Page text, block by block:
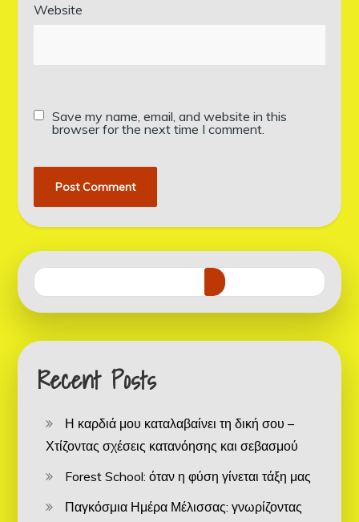
Website
Save my name, email, and website in this
browser for the next time I comment.
Recent Posts
Η καρδιά μου καταλαβαίνει τη δική σου –
Χτίζοντας σχέσεις κατανόησης και σεβασμού
Forest School: όταν η φύση γίνεται τάξη μας
Παγκόσμια Ημέρα Μέλισσας: γνωρίζοντας